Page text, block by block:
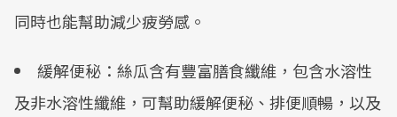
同時也能幫助減少疲勞感。
緩解便秘：絲瓜含有豐富膳食纖維，包含水溶性
及非水溶性纖維，可幫助緩解便秘、排便順暢，以及